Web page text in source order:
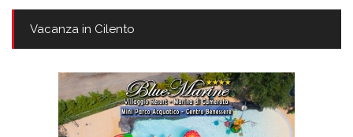
Vacanza in Cilento